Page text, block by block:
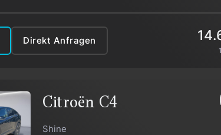
Direkt Anfragen
Citroën C4
Shine